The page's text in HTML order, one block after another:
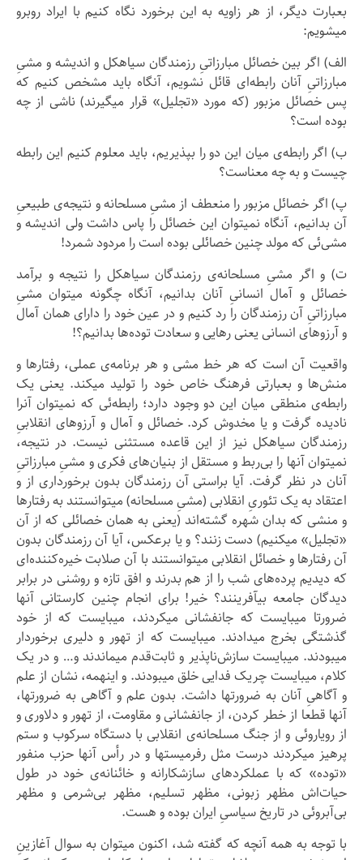
بعبارت دیگر، از هر زاویه به این برخورد نگاه کنیم با ایراد روبرو
میشویم:
الف) اگر بین خصائل مبارزاتیِ رزمندگان سیاهکل و اندیشه و مشیِ
مبارزاتیِ آنان رابطه‌ای قائل نشویم، آنگاه باید مشخص کنیم که
پس خصائل مزبور (که مورد «تجلیل» قرار میگیرند) ناشی از چه
بوده است؟
ب) اگر رابطه‌ی میان این دو را بپذیریم، باید معلوم کنیم این رابطه
چیست و به چه معناست؟
پ) اگر خصائل مزبور را منعطف از مشیِ مسلحانه و نتیجه‌ی طبیعیِ
آن بدانیم، آنگاه نمیتوان این خصائل را پاس داشت ولی اندیشه و
مشی‌ئی که مولد چنین خصائلی بوده است را مردود شمرد!
ت) و اگر مشیِ مسلحانه‌ی رزمندگان سیاهکل را نتیجه و برآمد
خصائل و آمال انسانیِ آنان بدانیم، آنگاه چگونه میتوان مشیِ
مبارزاتیِ آن رزمندگان را رد کنیم و در عین خود را دارای همان آمال
و آرزوهای انسانی یعنی رهایی و سعادت توده‌ها بدانیم؟!
واقعیت آن است که هر خط مشی و هر برنامه‌ی عملی، رفتارها و
منش‌ها و بعبارتی فرهنگ خاص خود را تولید میکند. یعنی یک
رابطه‌ی منطقی میان این دو وجود دارد؛ رابطه‌ئی که نمیتوان آنرا
نادیده گرفت و یا مخدوش کرد. خصائل و آمال و آرزوهای انقلابیِ
رزمندگان سیاهکل نیز از این قاعده مستثنی نیست. در نتیجه،
نمیتوان آنها را بی‌ربط و مستقل از بنیان‌های فکری و مشیِ مبارزاتیِ
آنان در نظر گرفت. آیا براستی آن رزمندگان بدون برخورداری از و
اعتقاد به یک تئوریِ انقلابی (مشیِ مسلحانه) میتوانستند به رفتارها
و منشی که بدان شهره گشته‌اند (یعنی به همان خصائلی که از آن
«تجلیل» میکنیم) دست زنند؟ و یا برعکس، آیا آن رزمندگان بدون
آن رفتارها و خصائل انقلابی میتوانستند با آن صلابت خیره‌کننده‌ای
که دیدیم پرده‌های شب را از هم بدرند و افق تازه و روشنی در برابر
دیدگان جامعه بیآفرینند؟ خیر! برای انجام چنین کارستانی آنها
ضرورتا میبایست که جانفشانی میکردند، میبایست که از خود
گذشتگی بخرج میدادند. میبایست که از تهور و دلیری برخوردار
میبودند. میبایست سازش‌ناپذیر و ثابت‌قدم میماندند و… و در یک
کلام، میبایست چریک فدایی خلق میبودند. و اینهمه، نشان از علم
و آگاهیِ آنان به ضرورتها داشت. بدون علم و آگاهی به ضرورتها،
آنها قطعا از خطر کردن، از جانفشانی و مقاومت، از تهور و دلاوری و
از رویاروئی و از جنگ مسلحانه‌ی انقلابی با دستگاه سرکوب و ستم
پرهیز میکردند درست مثل رفرمیستها و در رأس آنها حزب منفور
«توده» که با عملکردهای سازشکارانه و خائنانه‌ی خود در طول
حیات‌اش مظهر زبونی، مظهر تسلیم، مظهر بی‌شرمی و مظهر
بی‌آبروئی در تاریخ سیاسیِ ایران بوده و هست.
با توجه به همه آنچه که گفته شد، اکنون میتوان به سوال آغازینِ